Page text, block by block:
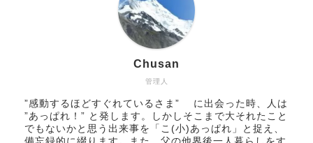
管理人
Chusan
”感動するほどすぐれているさま” に出会った時、人は
”あっぱれ！” と発します。しかしそこまで大それたこと
でもないかと思う出来事を「こ(小)あっぱれ」と捉え、